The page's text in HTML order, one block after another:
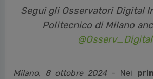
Segui gli Osservatori Digital
Politecnico di Milano
@Osserv_Digital
Milano, 8 ottobre 2024 - Nei